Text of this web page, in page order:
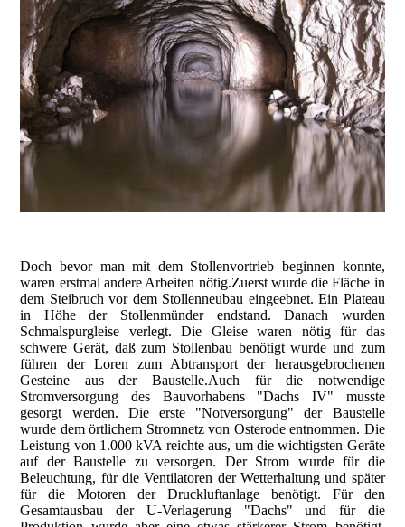
Doch bevor man mit dem Stollenvortrieb beginnen konnte,
waren erstmal andere Arbeiten nötig.Zuerst wurde die Fläche in
dem Steibruch vor dem Stollenneubau eingeebnet. Ein Plateau
in Höhe der Stollenmünder endstand. Danach wurden
Schmalspurgleise verlegt. Die Gleise waren nötig für das
schwere Gerät, daß zum Stollenbau benötigt wurde und zum
führen der Loren zum Abtransport der herausgebrochenen
Gesteine aus der Baustelle.Auch für die notwendige
Stromversorgung des Bauvorhabens "Dachs IV" musste
gesorgt werden. Die erste "Notversorgung" der Baustelle
wurde dem örtlichem Stromnetz von Osterode entnommen. Die
Leistung von 1.000 kVA reichte aus, um die wichtigsten Geräte
auf der Baustelle zu versorgen. Der Strom wurde für die
Beleuchtung, für die Ventilatoren der Wetterhaltung und später
für die Motoren der Druckluftanlage benötigt. Für den
Gesamtausbau der U-Verlagerung "Dachs" und für die